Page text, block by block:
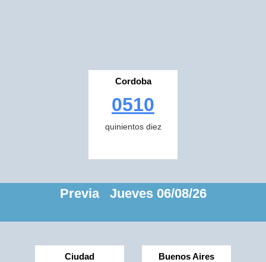
Cordoba
0510
quinientos diez
Previa Jueves 06/08/26
Ciudad Buenos Aires